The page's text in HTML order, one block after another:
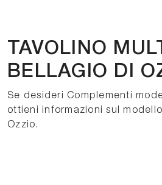
TAVOLINO
BELLAGIO DI
Se desideri Complementi
ottieni informazioni sul
Ozzio.